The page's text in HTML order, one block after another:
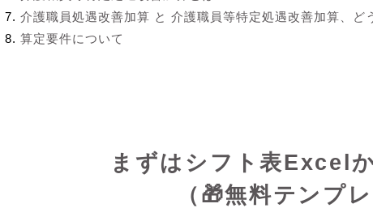
介護職員処遇改善加算 と 介護職員等特定処遇改善加算、ど
算定要件について
まずはシフト表Excel
（🎁無料テンプ